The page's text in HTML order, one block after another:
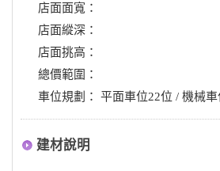
店面面寬：
店面縱深：
店面挑高：
總價範圍：
車位規劃： 平面車位22位 / 機械車
建材說明